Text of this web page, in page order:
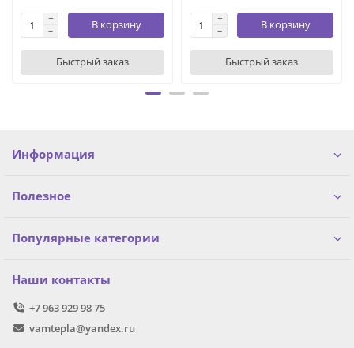
В корзину
Быстрый заказ
В корзину
Быстрый заказ
Информация
Полезное
Популярные категории
Наши контакты
+7 963 929 98 75
vamtepla@yandex.ru